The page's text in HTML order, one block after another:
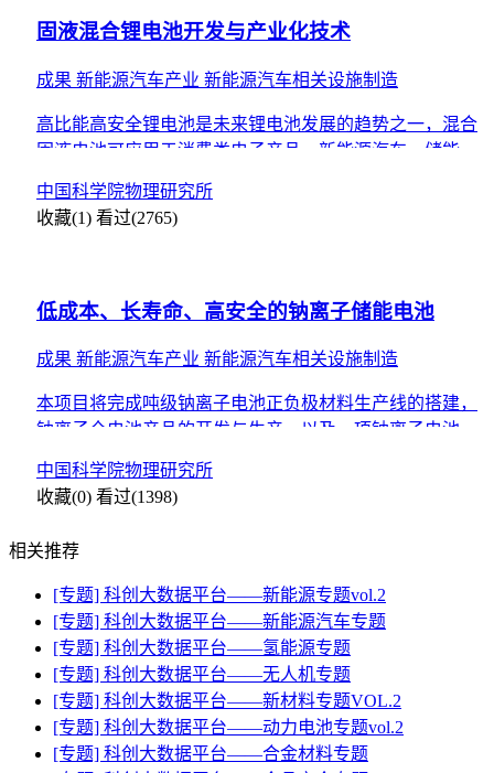
固液混合锂电池开发与产业化技术
成果 新能源汽车产业 新能源汽车相关设施制造
高比能高安全锂电池是未来锂电池发展的趋势之一，混合
固液电池可应用于消费类电子产品、新能源汽车、储能及
中国科学院物理研究所
收藏(1) 看过(2765)
低成本、长寿命、高安全的钠离子储能电池
成果 新能源汽车产业 新能源汽车相关设施制造
本项目将完成吨级钠离子电池正负极材料生产线的搭建，
钠离子全电池产品的开发与生产，以及一项钠离子电池在
中国科学院物理研究所
收藏(0) 看过(1398)
相关推荐
[专题] 科创大数据平台——新能源专题vol.2
[专题] 科创大数据平台——新能源汽车专题
[专题] 科创大数据平台——氢能源专题
[专题] 科创大数据平台——无人机专题
[专题] 科创大数据平台——新材料专题VOL.2
[专题] 科创大数据平台——动力电池专题vol.2
[专题] 科创大数据平台——合金材料专题